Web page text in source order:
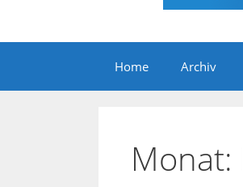
Home Archiv
Monat: